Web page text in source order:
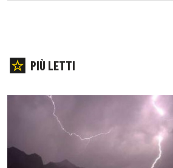
PIÙ LETTI